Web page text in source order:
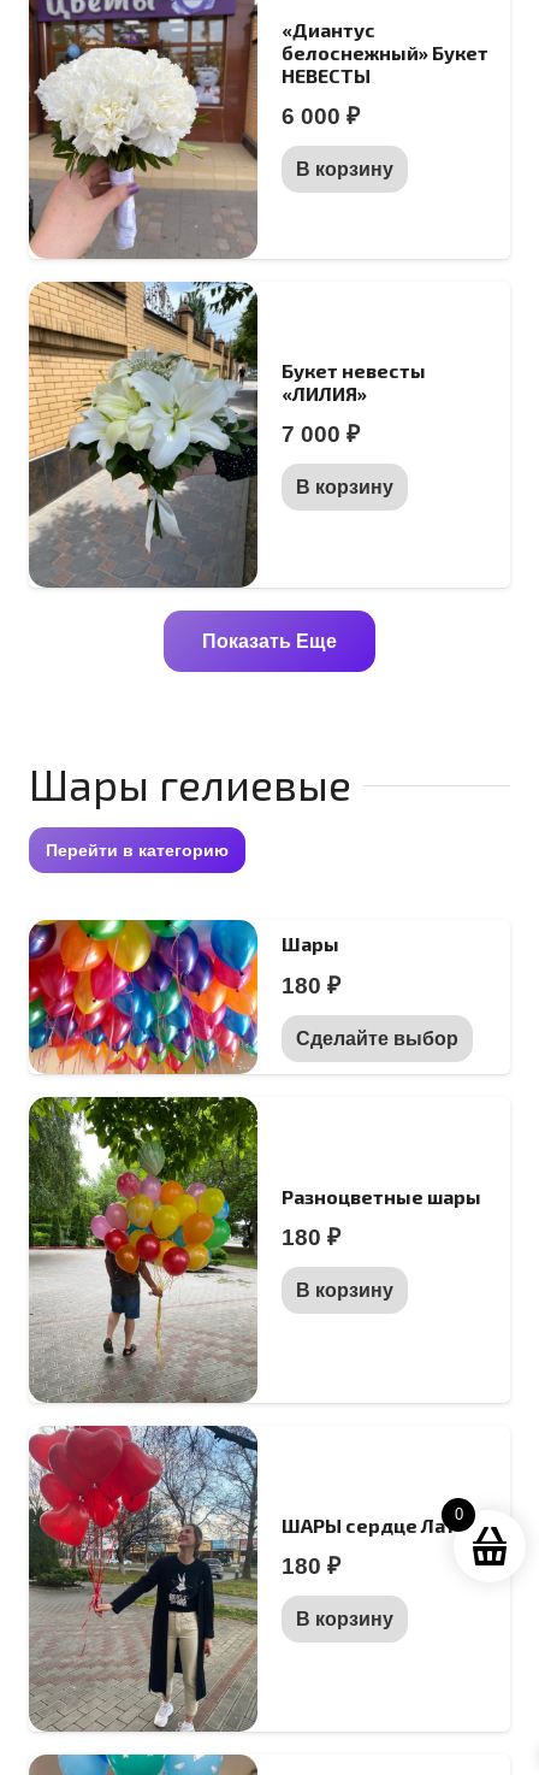
0
«Диантус
белоснежный» Букет
НЕВЕСТЫ
6 000 ₽
В корзину
Букет невесты
«ЛИЛИЯ»
7 000 ₽
В корзину
Показать Еще
Шары гелиевые
Перейти в категорию
Шары
180 ₽
Сделайте выбор
Этот
Опции
Разноцветные шары
180 ₽
В корзину
ШАРЫ сердце Латекс
180 ₽
В корзину